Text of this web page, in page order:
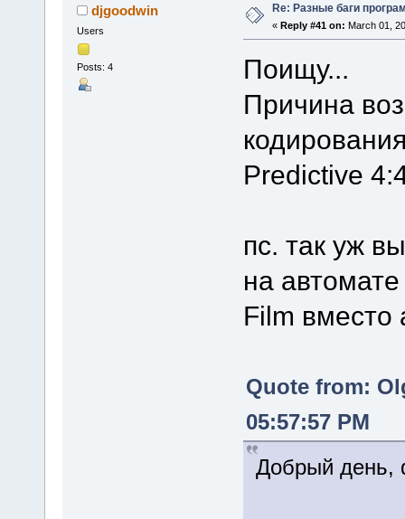
djgoodwin
Users
Posts: 4
Re: Разные баги
« Reply #41 on: March 01,
Поищу...
Причина
Predictive
пс. так уж
на
Film вместо
Quote from:
05:57:57 PM
Добрый день,